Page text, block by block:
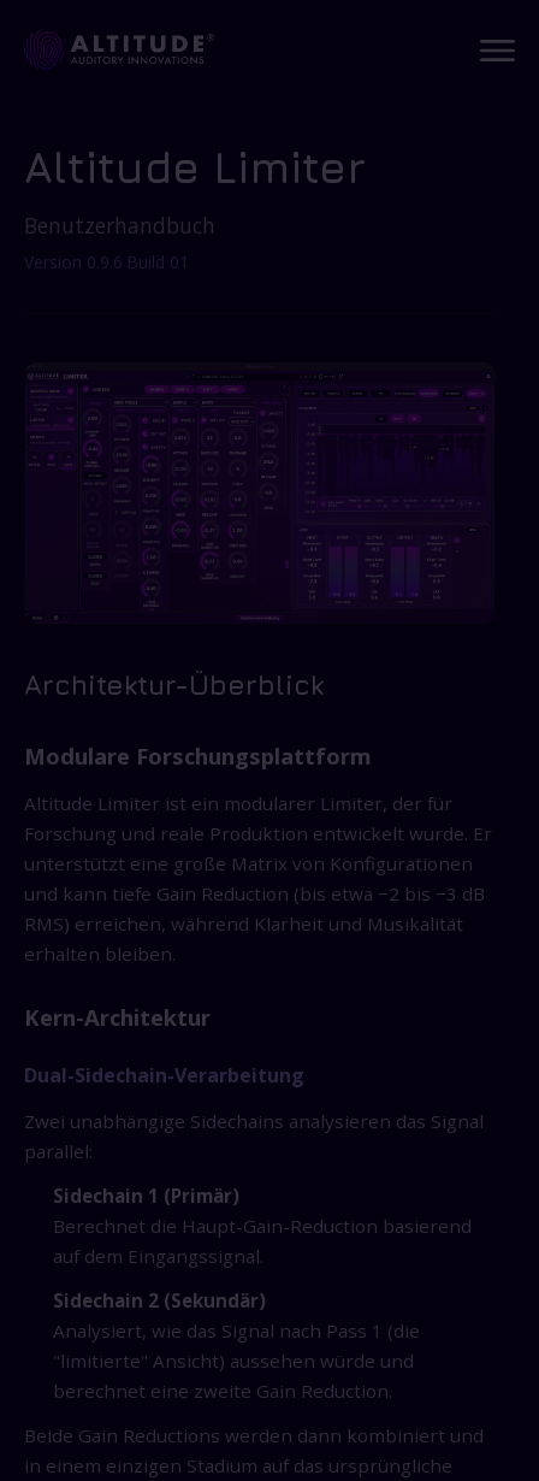
Altitude Limiter
Benutzerhandbuch
Version 0.9.6 Build 01
Architektur-Überblick
Modulare Forschungsplattform
Altitude Limiter ist ein modularer Limiter, der für
Forschung und reale Produktion entwickelt wurde. Er
unterstützt eine große Matrix von Konfigurationen
und kann tiefe Gain Reduction (bis etwa −2 bis −3 dB
RMS) erreichen, während Klarheit und Musikalität
erhalten bleiben.
Kern-Architektur
Dual-Sidechain-Verarbeitung
Zwei unabhängige Sidechains analysieren das Signal
parallel:
Sidechain 1 (Primär)
Berechnet die Haupt-Gain-Reduction basierend
auf dem Eingangssignal.
Sidechain 2 (Sekundär)
Analysiert, wie das Signal nach Pass 1 (die
"limitierte" Ansicht) aussehen würde und
berechnet eine zweite Gain Reduction.
Beide Gain Reductions werden dann kombiniert und
in einem einzigen Stadium auf das ursprüngliche